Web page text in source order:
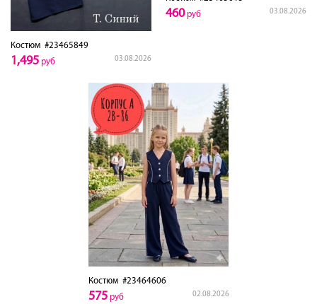
Костюм #23465849
03.08.2026
1,495 руб
03.08.2026
460руб
Костюм#23464606
02.08.2026
575руб